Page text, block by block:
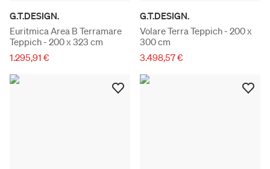
G.T.DESIGN.
Euritmica Area B Terramare
Teppich - 200 x 323 cm
1.295,91 €
G.T.DESIGN.
Volare Terra Teppich - 200 x
300 cm
3.498,57 €